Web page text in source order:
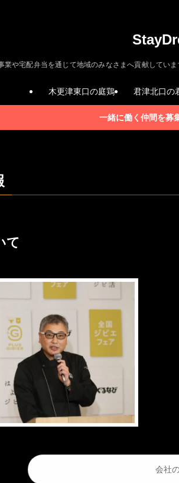
や宅配弁当を通じて地域のみなさまへ貢献して
木更津東口の庭鶏 君津北口の
一緒に働く仲間を募
て
会社